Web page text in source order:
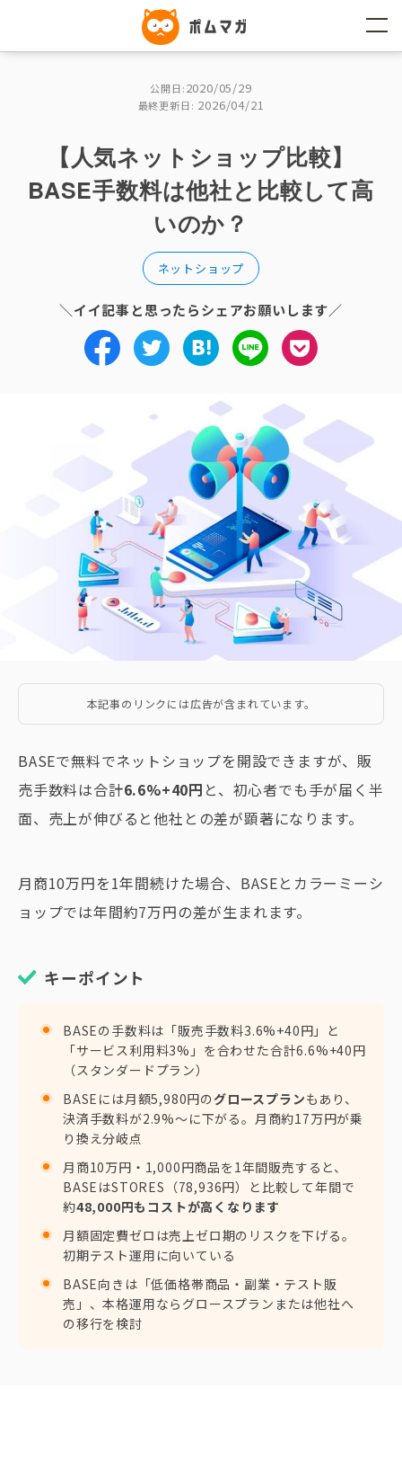
ン
公開日:2020/05/29
最終更新日: 2026/04/21
【人気ネットショップ比較】
BASE手数料は他社と比較して高
いのか？
ネットショップ
＼イイ記事と思ったらシェアお願いします／
本記事のリンクには広告が含まれています。
BASEで無料でネットショップを開設できますが、販
売手数料は合計6.6%+40円 と、初心者でも手が届く半
面、売上が伸びると他社との差が顕著になります。
月商10万円を1年間続けた場合、BASEとカラーミーシ
ョップでは年間約7万円の差が生まれます。
キーポイント
BASEの手数料は「販売手数料3.6%+40円」と
「サービス利用料3%」を合わせた合計6.6%+40円
（スタンダードプラン）
BASEには月額5,980円のグロースプランもあり、
決済手数料が2.9%〜に下がる。月商約17万円が乗
り換え分岐点
月商10万円・1,000円商品を1年間販売すると、
BASEはSTORES（78,936円）と比較して年間で
約48,000円もコストが高くなります
月額固定費ゼロは売上ゼロ期のリスクを下げる。
初期テスト運用に向いている
BASE向きは「低価格帯商品・副業・テスト販
売」、本格運用ならグロースプランまたは他社へ
の移行を検討